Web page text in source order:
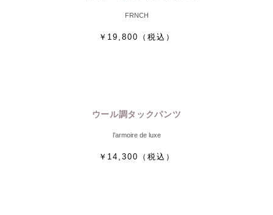
FRNCH
￥19,800 （税込）
ウール調タックパンツ
l’armoire de luxe
￥14,300 （税込）